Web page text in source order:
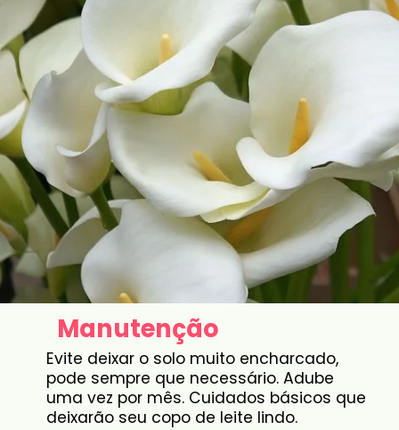
Manutenção
Evite deixar o solo muito encharcado,
pode sempre que necessário. Adube
uma vez por mês. Cuidados básicos que
deixarão seu copo de leite lindo.